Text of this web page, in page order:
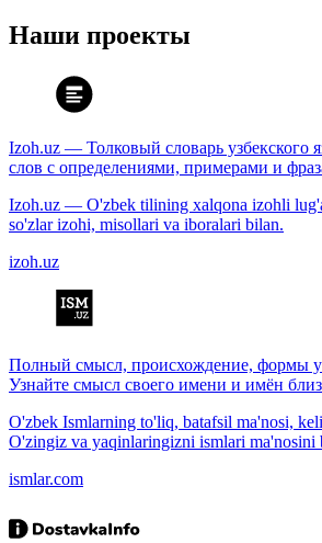
Наши проекты
Izoh.uz — Толковый словарь узбекского
слов с определениями, примерами и
Izoh.uz — O'zbek tilining xalqona izohli
so'zlar izohi, misollari va iboralari bilan.
izoh.uz
Полный смысл, происхождение, формы
Узнайте смысл своего имени и имён
O'zbek Ismlarning to'liq, batafsil ma'nosi,
O'zingiz va yaqinlaringizni ismlari ma'nosini
ismlar.com